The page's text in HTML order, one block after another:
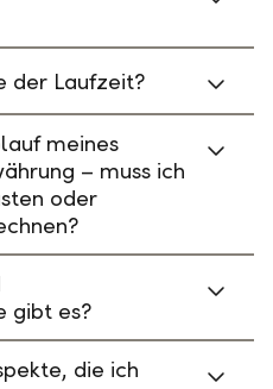
der Laufzeit?
meines
– muss ich
oder
gibt es?
die ich